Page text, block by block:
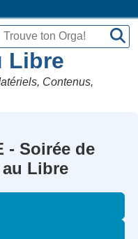
Libre
Contenus,
- Soirée de
Libre